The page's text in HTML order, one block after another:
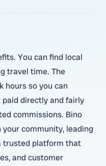
You can find local
travel time. The
hours so you can
paid directly and fairly
commissions. Bino
community, leading
trusted platform that
and customer